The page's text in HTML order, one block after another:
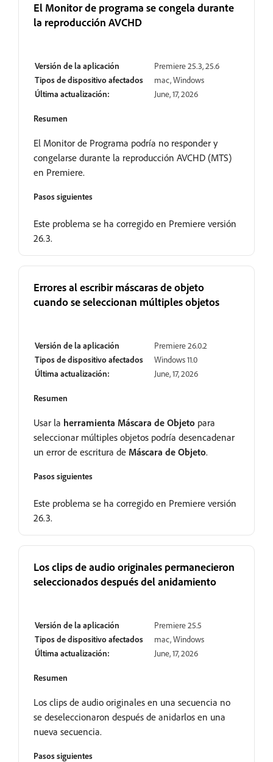
El Monitor de programa se congela durante
la reproducción AVCHD
Versión de la aplicación
Premiere 25.3, 25.6
Tipos de dispositivo afectados
mac, Windows
Última actualización:
June, 17, 2026
Resumen
El Monitor de Programa podría no responder y
congelarse durante la reproducción AVCHD (MTS)
en Premiere.
Pasos siguientes
Este problema se ha corregido en Premiere versión
26.3.
Errores al escribir máscaras de objeto
cuando se seleccionan múltiples objetos
Versión de la aplicación
Premiere 26.0.2
Tipos de dispositivo afectados
Windows 11.0
Última actualización:
June, 17, 2026
Resumen
Usar la herramienta Máscara de Objeto para
seleccionar múltiples objetos podría desencadenar
un error de escritura de Máscara de Objeto.
Pasos siguientes
Este problema se ha corregido en Premiere versión
26.3.
Los clips de audio originales permanecieron
seleccionados después del anidamiento
Versión de la aplicación
Premiere 25.5
Tipos de dispositivo afectados
mac, Windows
Última actualización:
June, 17, 2026
Resumen
Los clips de audio originales en una secuencia no
se deseleccionaron después de anidarlos en una
nueva secuencia.
Pasos siguientes